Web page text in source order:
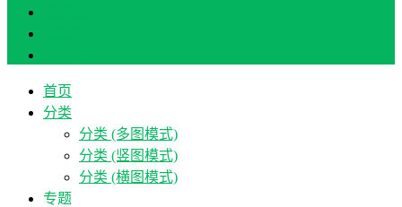
首页
分类
分类 (多图模式)
分类 (竖图模式)
分类 (横图模式)
专题